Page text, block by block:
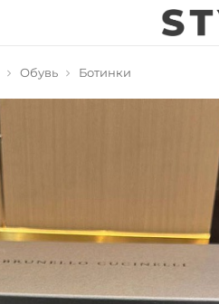
Обувь Ботинки